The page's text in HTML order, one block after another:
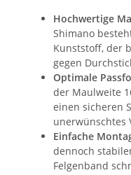
Hochwertige
Shimano
Kunststoff, der
gegen
Optimale
der Maulweite
einen sicheren
unerwünschtes
Einfache
dennoch
Felgenband